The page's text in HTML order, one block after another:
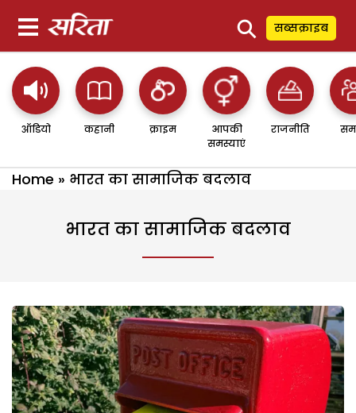
⚲ सब्सक्राइब
ऑडियो कहानी क्राइम
आपकी
समस्याएं
राजनीति
Home » भारत का सामाजिक बदलाव
भारत का सामाजिक बदलाव